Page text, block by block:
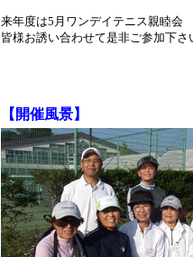
来年度は5月ワンデイテニス親睦会
皆様お誘い合わせて是非ご参加下さ
【開催風景】